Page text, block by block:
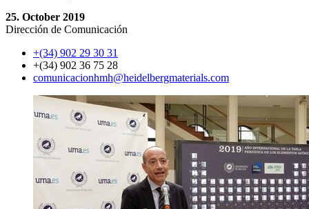
25. October 2019
Dirección de Comunicación
+(34) 902 29 30 31
+(34) 902 36 75 28
comunicacionhmh​@heidelbergmaterials.com